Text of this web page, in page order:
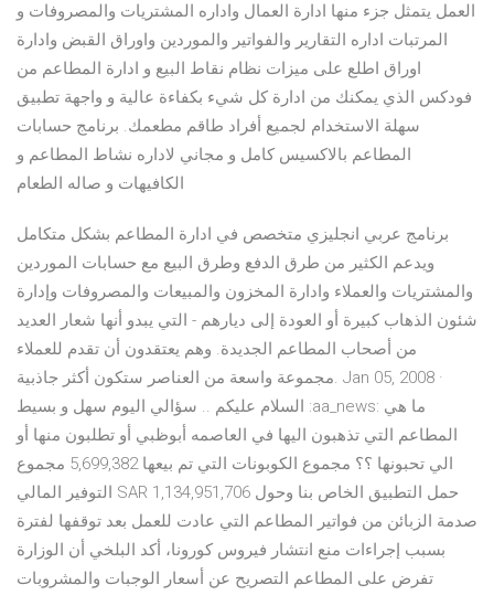
العمل يتمثل جزء منها ادارة العمال واداره المشتريات والمصروفات و
المرتبات اداره التقارير والفواتير والموردين واوراق القبض وادارة
اوراق اطلع على ميزات نظام نقاط البيع و ادارة المطاعم من
فودكس الذي يمكنك من ادارة كل شيء بكفاءة عالية و واجهة تطبيق
سهلة الاستخدام لجميع أفراد طاقم مطعمك. برنامج حسابات
المطاعم بالاكسيس كامل و مجاني لاداره نشاط المطاعم و
الكافيهات و صاله الطعام
برنامج عربي انجليزي متخصص في ادارة المطاعم بشكل متكامل
ويدعم الكثير من طرق الدفع وطرق البيع مع حسابات الموردين
والمشتريات والعملاء وادارة المخزون والمبيعات والمصروفات وإدارة
شئون الذهاب كبيرة أو العودة إلى ديارهم - التي يبدو أنها شعار العديد
من أصحاب المطاعم الجديدة. وهم يعتقدون أن تقدم للعملاء
مجموعة واسعة من العناصر ستكون أكثر جاذبية. Jan 05, 2008 ·
السلام عليكم .. سؤالي اليوم سهل و بسيط :aa_news: ما هي
المطاعم التي تذهبون اليها في العاصمه أبوظبي أو تطلبون منها أو
الي تحبونها ؟؟ مجموع الكوبونات التي تم بيعها 5,699,382 مجموع
التوفير المالي SAR 1,134,951,706 حمل التطبيق الخاص بنا وحول
صدمة الزبائن من فواتير المطاعم التي عادت للعمل بعد توقفها لفترة
بسبب إجراءات منع انتشار فيروس كورونا، أكد البلخي أن الوزارة
تفرض على المطاعم التصريح عن أسعار الوجبات والمشروبات